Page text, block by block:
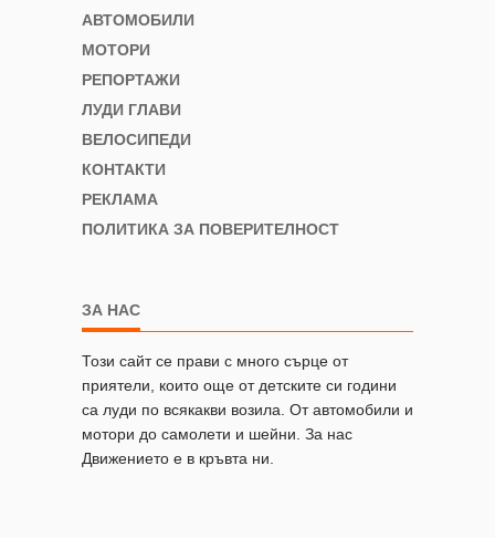
АВТОМОБИЛИ
МОТОРИ
РЕПОРТАЖИ
ЛУДИ ГЛАВИ
ВЕЛОСИПЕДИ
КОНТАКТИ
РЕКЛАМА
ПОЛИТИКА ЗА ПОВЕРИТЕЛНОСТ
ЗА НАС
Този сайт се прави с много сърце от
приятели, които още от детските си години
са луди по всякакви возила. От автомобили и
мотори до самолети и шейни. За нас
Движението е в кръвта ни.